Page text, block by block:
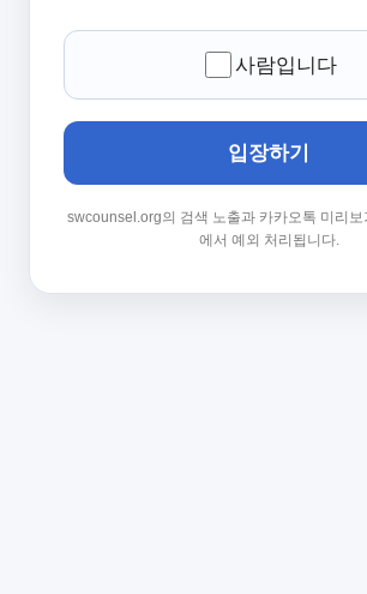
사람입니다
입장하기
swcounsel.org의 검색 노출과 카카오톡 미리보
에서 예외 처리됩니다.